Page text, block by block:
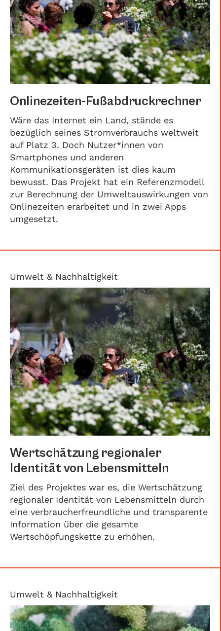
Onlinezeiten-Fußabdruckrechner
Wäre das Internet ein Land, stände es
bezüglich seines Stromverbrauchs weltweit
auf Platz 3. Doch Nutzer*innen von
Smartphones und anderen
Kommunikationsgeräten ist dies kaum
bewusst. Das Projekt hat ein Referenzmodell
zur Berechnung der Umweltauswirkungen von
Onlinezeiten erarbeitet und in zwei Apps
umgesetzt.
Umwelt & Nachhaltigkeit
Wertschätzung regionaler
Identität von Lebensmitteln
Ziel des Projektes war es, die Wertschätzung
regionaler Identität von Lebensmitteln durch
eine verbraucherfreundliche und transparente
Information über die gesamte
Wertschöpfungskette zu erhöhen.
Umwelt & Nachhaltigkeit